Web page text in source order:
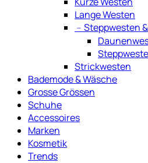
Lange Westen
﹣ Steppwesten
Strickwesten
Bademode & Wäsche
Grosse Grössen
Schuhe
Accessoires
Marken
Kosmetik
Trends